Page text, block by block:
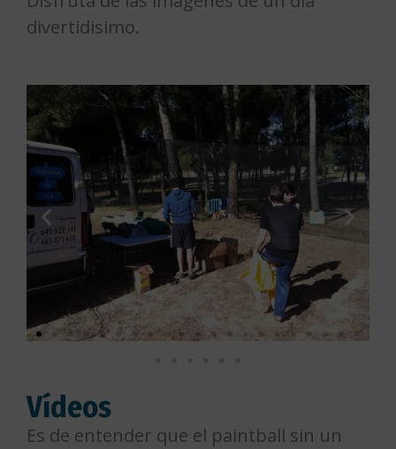
divertidisimo.
Vídeos
Es de entender que el paintball sin un